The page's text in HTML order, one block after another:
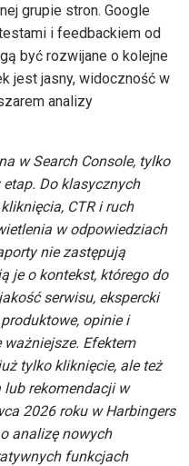
grupie stron. Google
i feedbackiem od
być rozwijane o kolejne
jest jasny, widoczność w
analizy
w Search Console, tylko
etap. Do klasycznych
CTR i ruch
w odpowiedziach
nie zastępują
je o kontekst, którego do
serwisu, ekspercki
opinie i
Efektem
tylko kliknięcie, ale też
lub rekomendacji w
2026 roku w Harbingers
analizę nowych
funkcjach